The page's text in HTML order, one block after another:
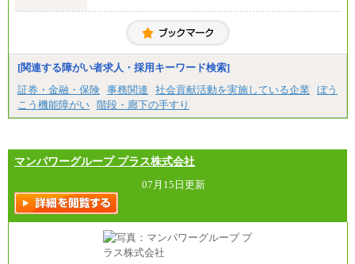
月給20万2000円～23万4000円（勤務地により異な
固定残業／なし 試用期間／あり（6か月）
[関連する障がい者求人・採用キーワード検索]
証券・金融・保険 事務関連 社会貢献活動を実施している企業
ぼう
こう機能障がい 階段・廊下の手すり
マンパワーグループ プラス株式会社
07月15日更新